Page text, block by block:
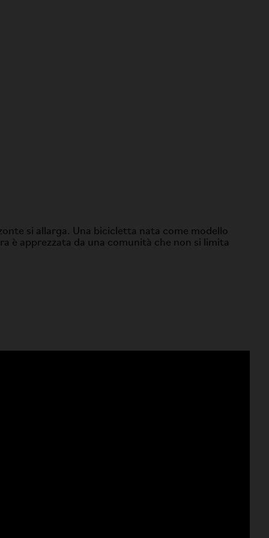
si allarga. Una bicicletta nata come modello
è apprezzata da una comunità che non si limita